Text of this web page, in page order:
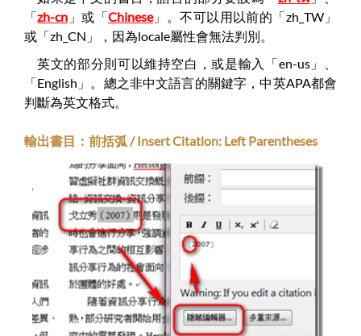
「zh-cn 」或「Chinese」。不可以用以前的「zh_TW」
或「zh_CN」，因為locale屬性會無法判別。
英文的部分則可以維持空白，或是輸入「en-us」、
「English」。總之非中文語言的關鍵字，中英APA都會
判斷為英文格式。
輸出書目：前括弧 / Insert Citation: Left Parentheses